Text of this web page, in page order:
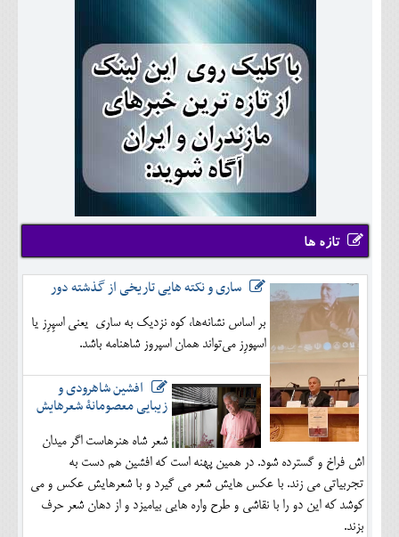
تازه ها
ساری و نکته هایی تاریخی از گذشته دور
بر اساس نشانه‌ها، کوه نزدیک به ساری یعنی اسپِرِز یا
اسپورِز می‌تواند همان اسپروز شاهنامه باشد.
افشین شاهرودی و
زیبایی معصومانۀ شعرهایش
شعر شاه هنرهاست اگر میدان
اش فراخ و گسترده شود. در همین پهنه است که افشین هم دست به
تجربیاتی می زند. با عکس هایش شعر می گیرد و با شعرهایش عکس و می
کوشد که این دو را با نقاشی و طرح واره هایی بیامیزد و از دهان شعر حرف
بزند.